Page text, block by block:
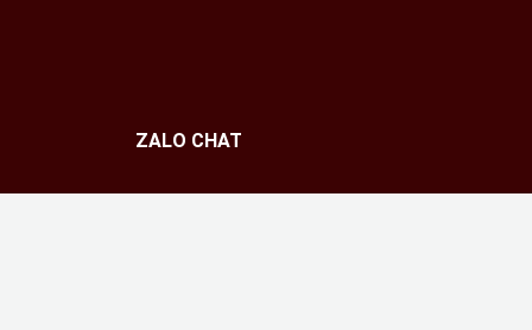
ZALO CHAT